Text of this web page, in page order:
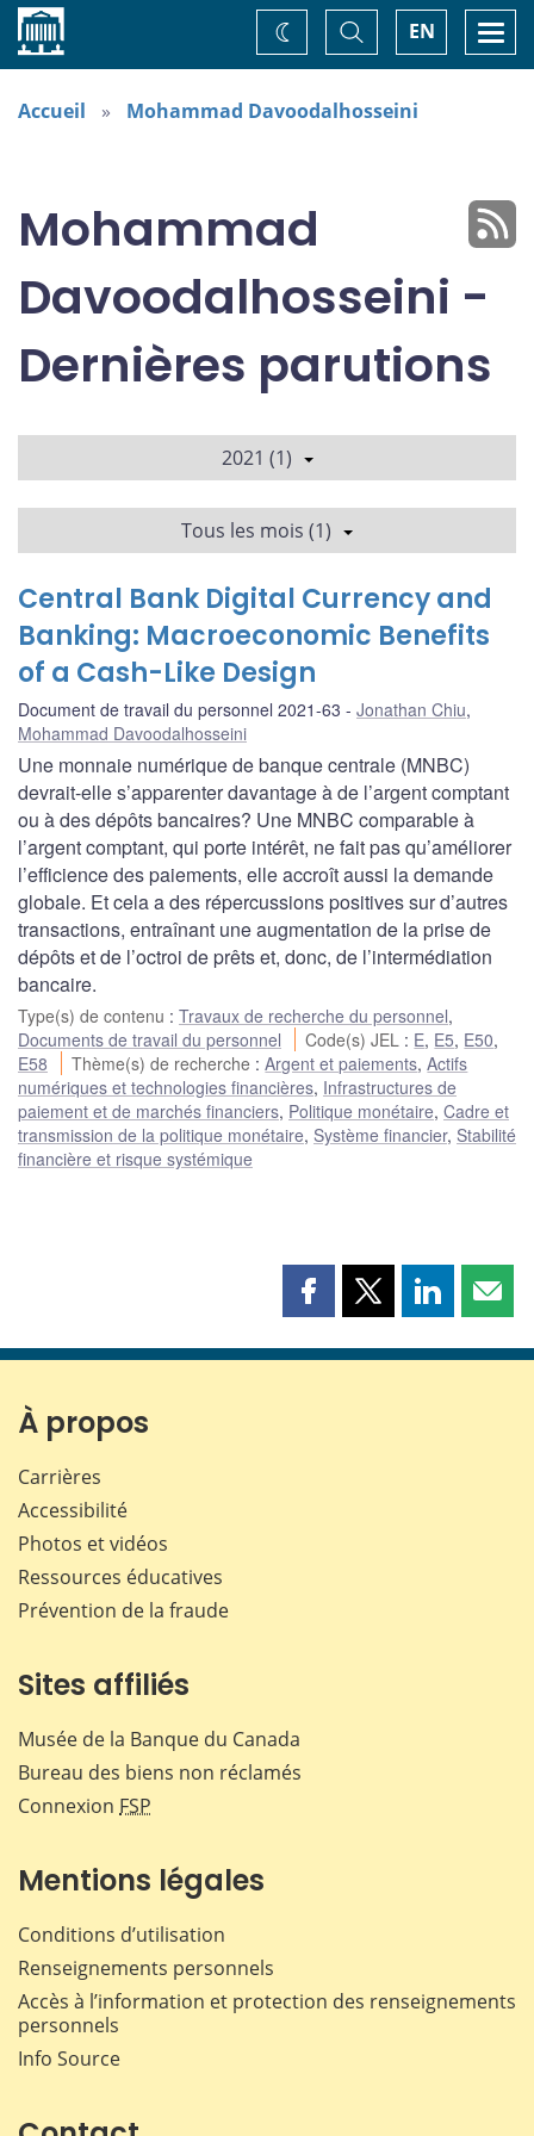
Accueil EN
Basculer
la
recherche
Changez
de
thème
Accueil Mohammad Davoodalhosseini
Mohammad
Davoodalhosseini -
Dernières parutions
2021 (1)
Tous les mois (1)
Central Bank Digital Currency and
Banking: Macroeconomic Benefits
of a Cash-Like Design
Document de travail du personnel 2021-63 Jonathan Chiu,
Mohammad Davoodalhosseini
Une monnaie numérique de banque centrale (MNBC)
devrait-elle s’apparenter davantage à de l’argent comptant
ou à des dépôts bancaires? Une MNBC comparable à
l’argent comptant, qui porte intérêt, ne fait pas qu’améliorer
l’efficience des paiements, elle accroît aussi la demande
globale. Et cela a des répercussions positives sur d’autres
transactions, entraînant une augmentation de la prise de
dépôts et de l’octroi de prêts et, donc, de l’intermédiation
bancaire.
Type(s) de contenu : Travaux de recherche du personnel,
Documents de travail du personnel
Code(s) JEL : E, E5, E50,
E58
Thème(s) de recherche :Argent et paiements,Actifs
numériques et technologies financières, Infrastructures de
paiement et de marchés financiers, Politique monétaire, Cadre et
transmission de la politique monétaire, Système financier, Stabilité
financière et risque systémique
Partager
page
Partager
page
Partager
page page
À propos
Carrières
Accessibilité
Photos et vidéos
Ressources éducatives
Prévention de la fraude
Sites affiliés
Musée de la Banque du Canada
Bureau des biens non réclamés
Connexion FSP
Mentions légales
Conditions d’utilisation
Renseignements personnels
Accès à l’information et protection des renseignements
personnels
Info Source